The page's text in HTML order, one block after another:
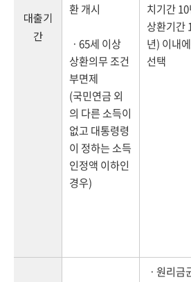
대출기
간
환 개시
ㆍ65세 이상
상환의무 조건
부면제
(국민연금 외
의 다른 소득이
없고 대통령령
이 정하는 소득
인정액 이하인
경우)
치기간
상환기간
년) 이내
선택
ㆍ원리금